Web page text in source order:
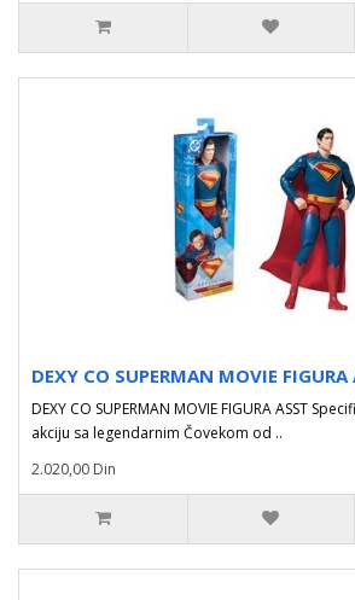
DEXY CO SUPERMAN MOVIE FIGURA
DEXY CO SUPERMAN MOVIE FIGURA ASST
akciju sa legendarnim Čovekom od ..
2.020,00 Din